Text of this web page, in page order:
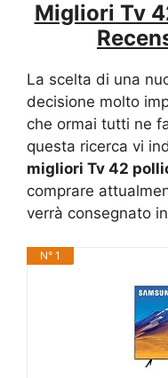
Migliori Tv
La scelta di una
decisione molto
che ormai tutti ne
questa ricerca vi
migliori Tv 42
comprare
verrà consegnato
N° 1